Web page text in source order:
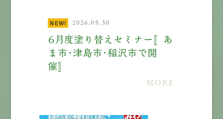
NEW!
2026.05.30
６月度塗り替えセミナー〚あ
ま市・津島市・稲沢市で開
催〛
MORE